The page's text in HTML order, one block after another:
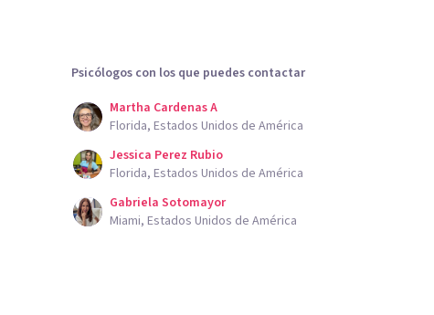
Psicólogos con los que puedes contactar
Martha Cardenas A
Florida, Estados Unidos de América
Jessica Perez Rubio
Florida, Estados Unidos de América
Gabriela Sotomayor
Miami, Estados Unidos de América